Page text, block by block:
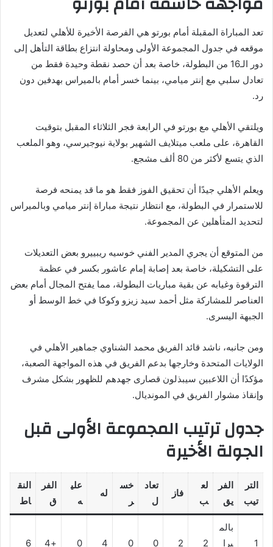
تعد المباراة المقبلة أمام بورتو هي الفرصة الأخيرة للأهلي لتعديل
موقعه في جدول المجموعة الأولى ومحاولة انتزاع بطاقة التأهل إلى
دور الـ16 من البطولة، خاصة بعد أن حصد نقطة وحيدة فقط من
تعادل سلبي مع إنتر ميامي، بينما خسر أمام بالميراس بهدفين دون
رد.
ويلتقي الأهلي مع بورتو في الرابعة فجر الثلاثاء المقبل بتوقيت
القاهرة، على ملعب ميتلايف الشهير بولاية نيوجيرسي، وهو الملعب
الذي يتسع لأكثر من 80 ألف مشجع.
ويعلم الأهلي جيدًا أن تحقيق الفوز فقط هو ما قد يمنحه فرصة
للاستمرار في البطولة، مع انتظار نتيجة مباراة إنتر ميامي وبالميراس
لتحديد المتأهلين عن المجموعة.
من المتوقع أن يجري المدير الفني خوسيه ريبييرو بعض التعديلات
على التشكيلة، خاصة بعد إصابة إمام عاشور بكسر في عظمة
الترقوة وغيابه عن بقية مباريات البطولة، مما يفتح المجال أمام بعض
العناصر للمشاركة مثل أحمد سيد زيزو وكوكا في خط الوسط أو
الجبهة اليسرى.
ومن جانبه، ناشد قائد الفريق محمد الشناوي جماهير الأهلي في
الولايات المتحدة وخارجها بدعم الفريق في هذه المواجهة الصعبة،
مؤكدًا أن اللاعبين سيبذلون قصارى جهدهم للظهور بشكل مشرف
وإنقاذ مشوار الفريق في المونديال.
جدول ترتيب المجموعة الأولى قبل
الجولة الأخيرة
التر
تيب
الفر
يق
لع
ب
فاز
تعاد
ل
خس
ر
له
علي
ه
الفر
ق
النق
اط
1
بالم
يرا
2
2
0
0
4
0
+4
6